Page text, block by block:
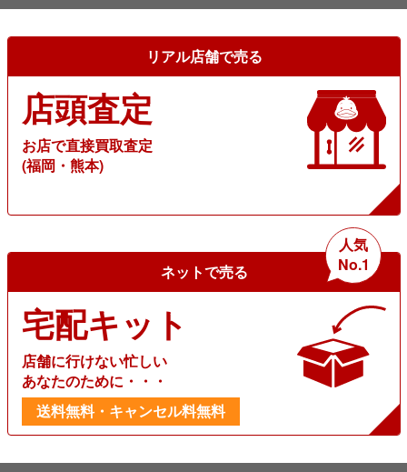
リアル店舗で売る
店頭査定
お店で直接買取査定
(福岡・熊本)
ネットで売る
人気
No.1
宅配キット
店舗に行けない忙しい
あなたのために・・・
送料無料・キャンセル料無料